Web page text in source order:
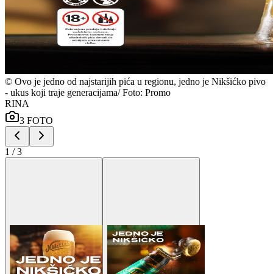
© Ovo je jedno od najstarijih pića u regionu, jedno je Nikšićko pivo
- ukus koji traje generacijama/ Foto: Promo
RINA
3 FOTO
1 /3